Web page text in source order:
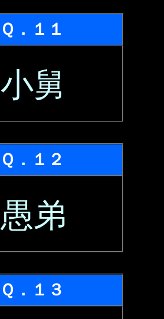
Ｑ．１１
小舅
Ｑ．１２
愚弟
Ｑ．１３